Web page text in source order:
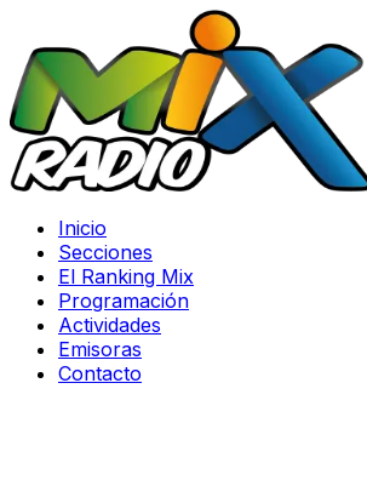
Inicio
Secciones
El Ranking Mix
Programación
Actividades
Emisoras
Contacto